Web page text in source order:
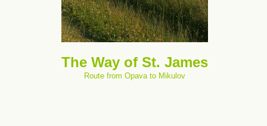
The Way of St. James
Route from Opava to Mikulov